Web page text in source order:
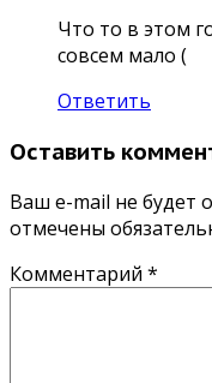
Что то в этом
совсем мало (
Ответить
Оставить
Ваш e-mail не будет
отмечены
Комментарий *